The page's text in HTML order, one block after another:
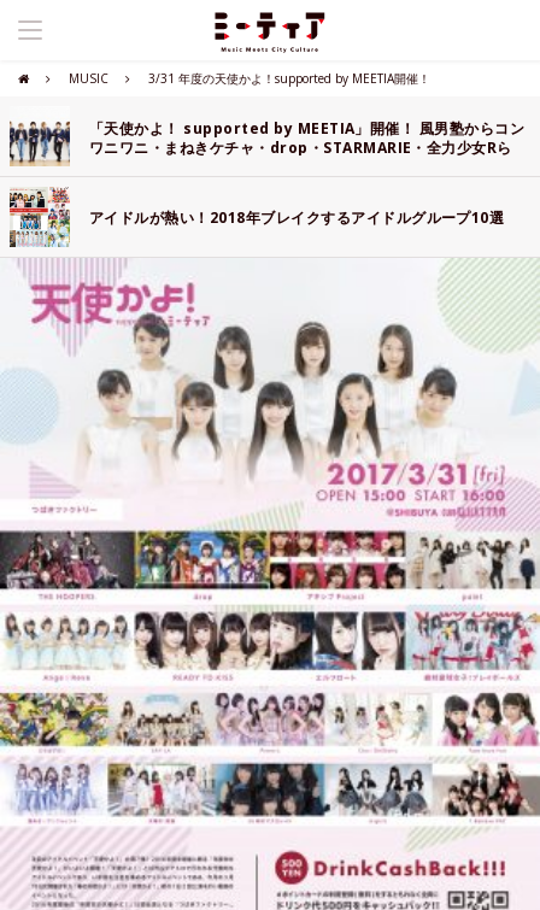
MUSIC 3/31 年度の天使かよ！supported by MEETIA開催！
「天使かよ！ supported by MEETIA」開催！ 風男塾からコン
ワニワニ・まねきケチャ・drop・STARMARIE・全力少女Rら
アイドルが熱い！2018年ブレイクするアイドルグループ10選